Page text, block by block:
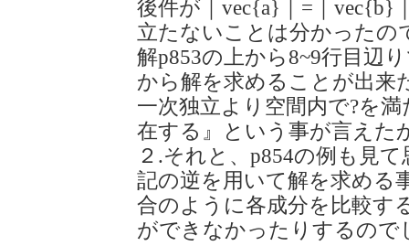
後件が｜vec{a}｜=｜vec{b}
立たないことは分かったの
解p853の上から8~9行目辺
から解を求めることが出来
一次独立より空間内で?を
在する』という事が言えた
２.それと、p854の例も見
記の逆を用いて解を求める
合のように各成分を比較す
ができなかったりするので